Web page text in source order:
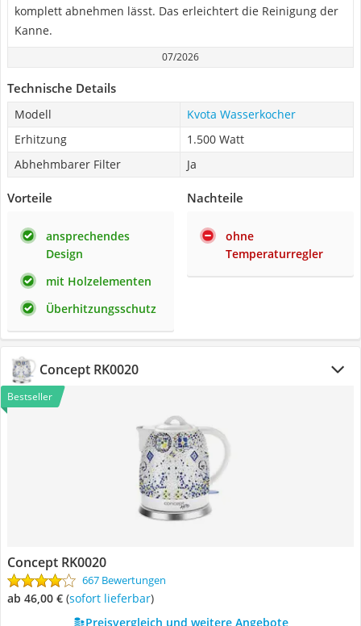
komplett abnehmen lässt. Das erleichtert die Reinigung der
Kanne.
07/2026
Technische Details
Modell
Kvota Wasserkocher
Erhitzung
1.500 Watt
Abhehmbarer Filter
Ja
Vorteile
ansprechendes
Design
mit Holzelementen
Überhitzungsschutz
Nachteile
ohne
Temperaturregler
Concept RK0020
Bestseller
Concept RK0020
667 Bewertungen
ab 46,00 € ( Sofort lieferbar)
Preisvergleich und weitere Angebote